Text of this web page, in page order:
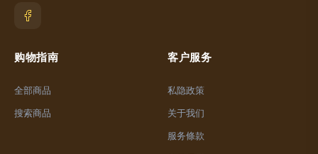
购物指南
全部商品
搜索商品
客户服务
私隐政策
关于我们
服务條款